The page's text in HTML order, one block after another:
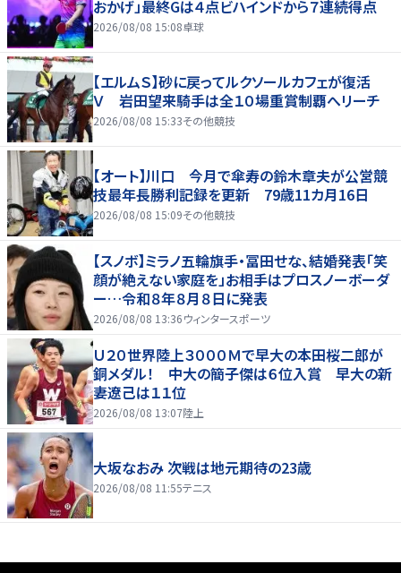
おかげ」最終Gは４点ビハインドから７連続得点
2026/08/08 15:08卓球
【エルムＳ】砂に戻ってルクソールカフェが復活
Ｖ 岩田望来騎手は全１０場重賞制覇へリーチ
2026/08/08 15:33その他競技
【オート】川口 今月で傘寿の鈴木章夫が公営競
技最年長勝利記録を更新 79歳11カ月16日
2026/08/08 15:09その他競技
【スノボ】ミラノ五輪旗手・冨田せな、結婚発表「笑
顔が絶えない家庭を」お相手はプロスノーボーダ
ー…令和８年８月８日に発表
2026/08/08 13:36ウィンタースポーツ
Ｕ２０世界陸上３０００Ｍで早大の本田桜二郎が
銅メダル！ 中大の簡子傑は６位入賞 早大の新
妻遼己は１１位
2026/08/08 13:07陸上
大坂なおみ 次戦は地元期待の23歳
2026/08/08 11:55テニス